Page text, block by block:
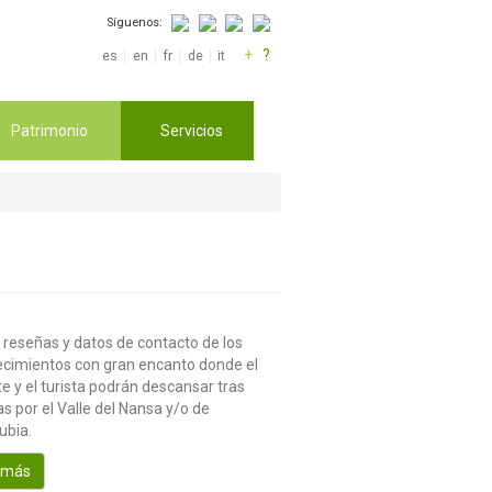
Síguenos:
es en fr de it + ?
Patrimonio Servicios
reseñas y datos de contacto de los
con gran encanto donde el
y el turista podrán descansar tras
por el Valle del Nansa y/o de